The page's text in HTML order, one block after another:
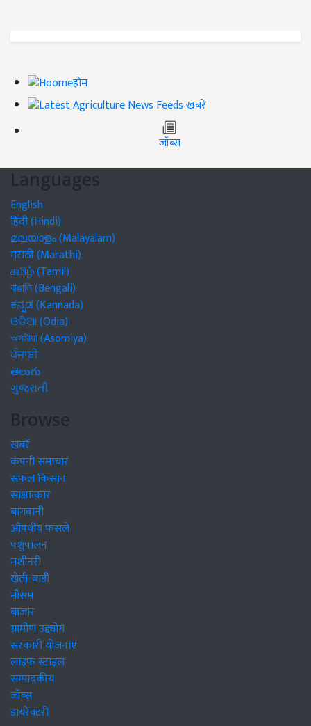
होम
ख़बरें
जॉब्स
Languages
English
हिंदी (Hindi)
മലയാളം (Malayalam)
मराठी (Marathi)
தமிழ் (Tamil)
বাঙালি (Bengali)
ಕನ್ನಡ (Kannada)
ଓଡିଆ (Odia)
অসমীয়া (Asomiya)
ਪੰਜਾਬੀ
తెలుగు
ગુજરાતી
Browse
खबरें
कंपनी समाचार
सफल किसान
साक्षात्कार
बागवानी
औषधीय फसलें
पशुपालन
मशीनरी
खेती-बाड़ी
मौसम
बाजार
ग्रामीण उद्द्योग
सरकारी योजनाएं
लाइफ स्टाइल
सम्पादकीय
जॉब्स
डायरेक्टरी